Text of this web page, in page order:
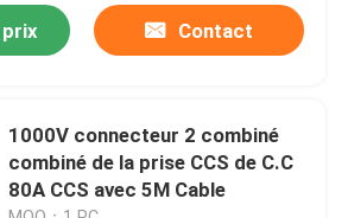
citation
d'ev
Contact
1000V connecteur 2 combiné
combiné de la prise CCS de C.C
80A CCS avec 5M Cable